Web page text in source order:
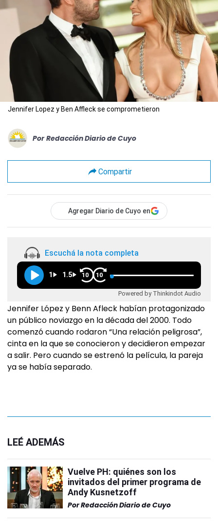
Jennifer Lopez y Ben Affleck se comprometieron
Por Redacción Diario de Cuyo
Compartir
Agregar Diario de Cuyo en
Escuchá la nota completa
1 1.5 10 10
Powered by Thinkindot Audio
Jennifer López y Benn Afleck habían protagonizado
un público noviazgo en la década del 2000. Todo
comenzó cuando rodaron “Una relación peligrosa”,
cinta en la que se conocieron y decidieron empezar
a salir. Pero cuando se estrenó la película, la pareja
ya se había separado.
LEÉ ADEMÁS
Vuelve PH: quiénes son los
invitados del primer programa de
Andy Kusnetzoff
PorRedacción Diario de Cuyo